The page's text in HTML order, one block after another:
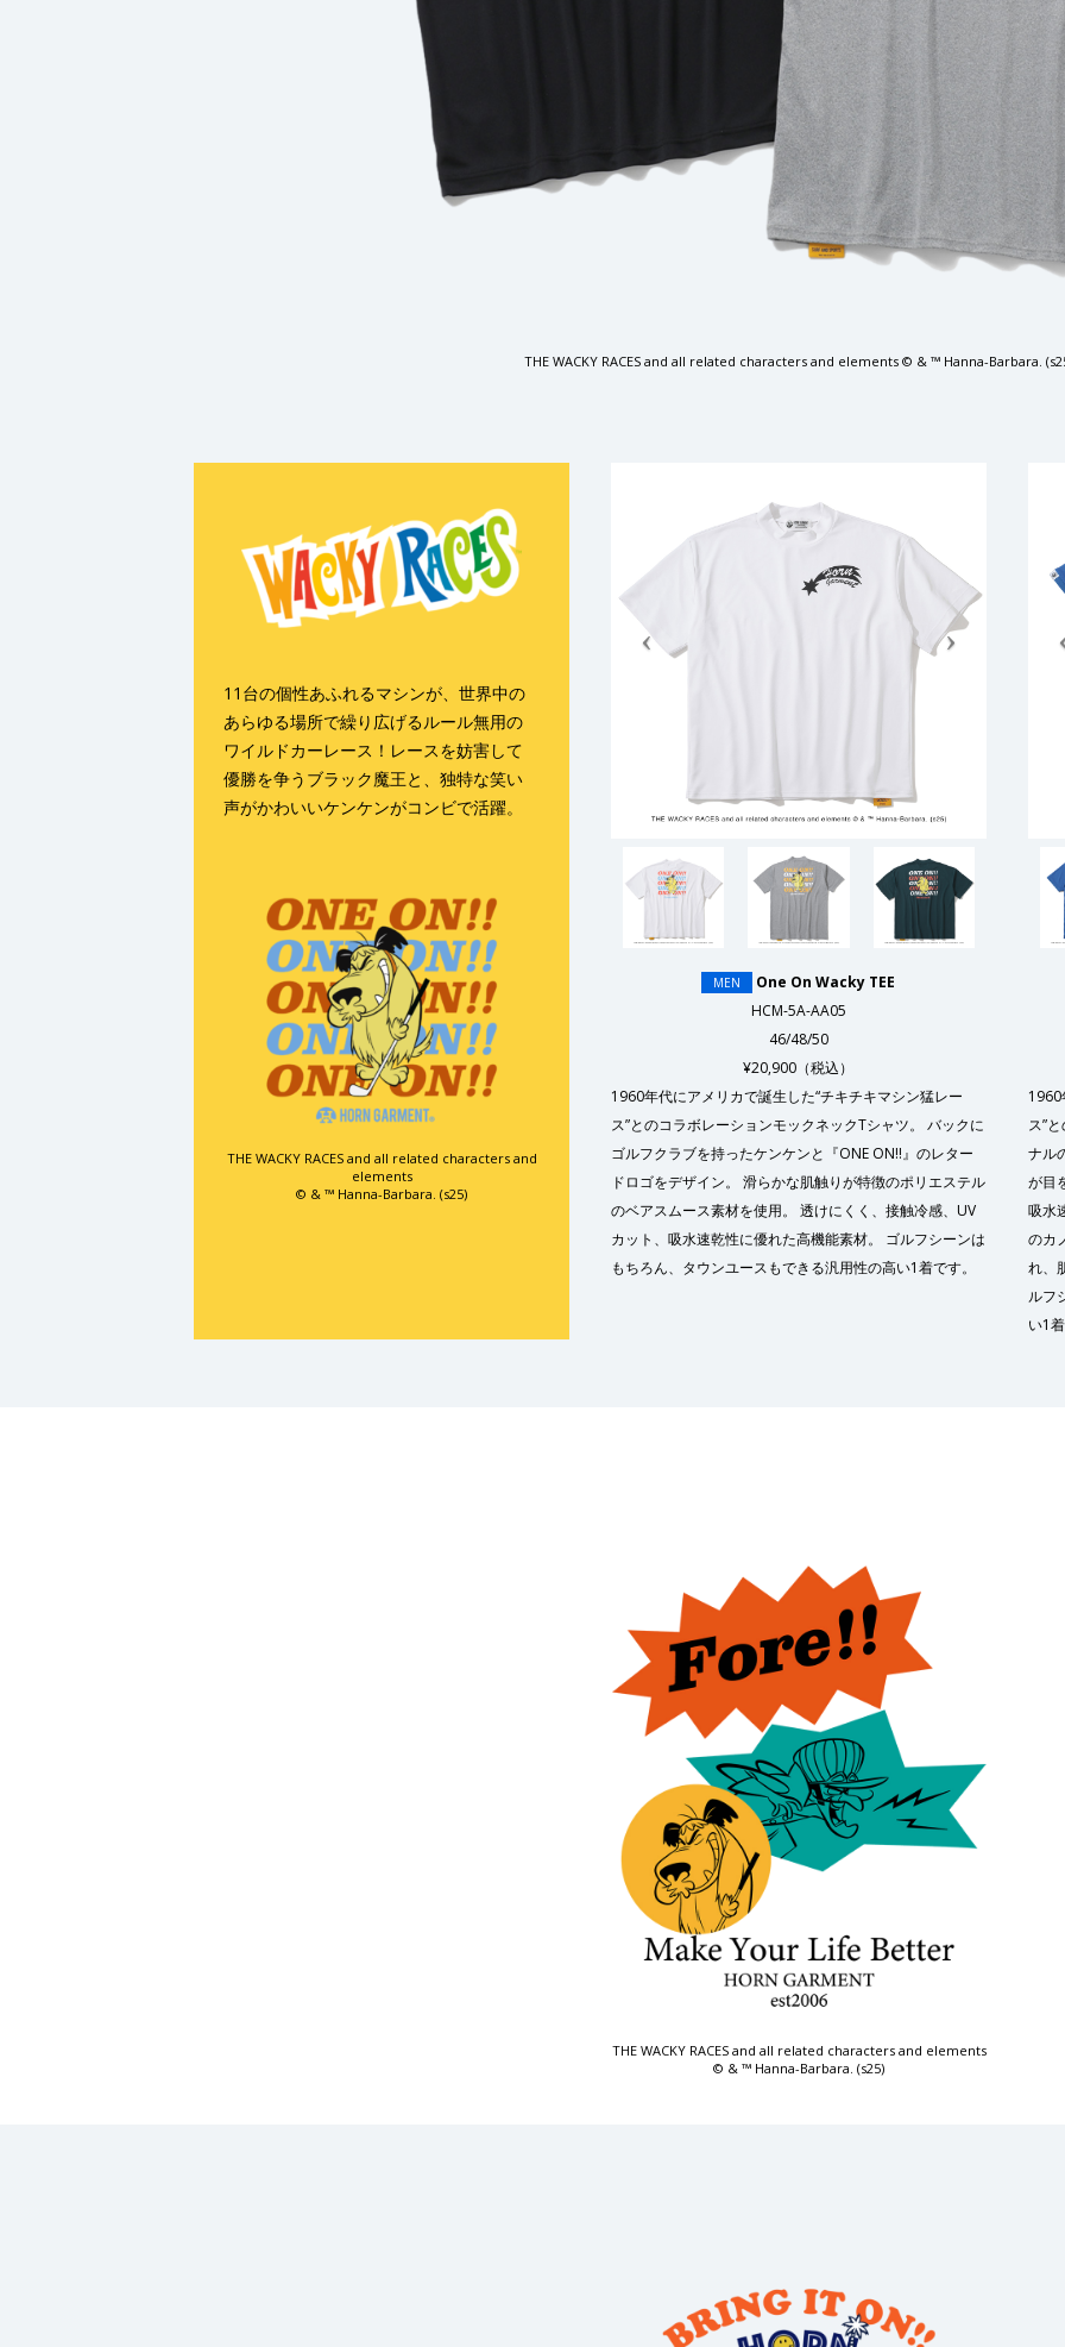
THE WACKY RACES and all related characters and elements © & ™ Hanna-Barbara.
11台の個性あふれるマシンが、世界中の
あらゆる場所で繰り広げるルール無用の
ワイルドカーレース！レースを妨害して
優勝を争うブラック魔王と、独特な笑い
声がかわいいケンケンがコンビで活躍。
THE WACKY RACES and all related characters and
elements
© & ™ Hanna-Barbara. (s25)
MEN
One On Wacky TEE
HCM-5A-AA05
46/48/50
¥20,900（税込）
1960年代にアメリカで誕生した“チキチキマシン猛レー
ス”とのコラボレーションモックネックTシャツ。 バックに
ゴルフクラブを持ったケンケンと『ONE ON!!』のレター
ドロゴをデザイン。 滑らかな肌触りが特徴のポリエステル
のベアスムース素材を使用。 透けにくく、接触冷感、UV
カット、吸水速乾性に優れた高機能素材。 ゴルフシーンは
もちろん、タウンユースもできる汎用性の高い1着です。
1960
ス”
ナル
が目
吸水
のカ
れ、
ルフ
い1
THE WACKY RACES and all related characters and elements
© & ™ Hanna-Barbara. (s25)